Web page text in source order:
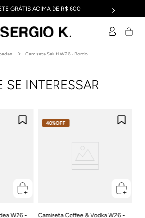
GRÁTIS ACIMA DE R$ 600
Camiseta Saluti W26 - Bordo
SE INTERESSAR
W26 -
40%OFF
Camiseta Coffee & Vodka W26 -